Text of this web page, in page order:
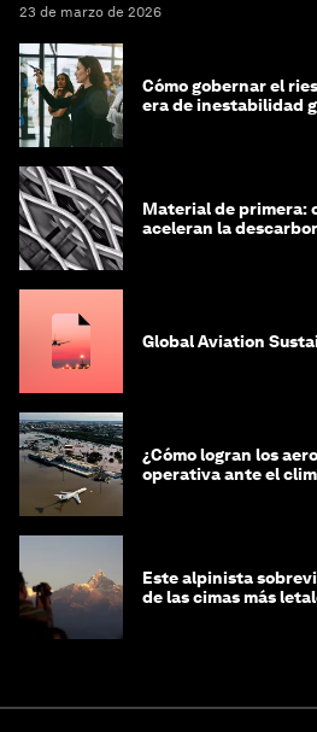
23 de marzo de 2026
Cómo gobernar el
era de inestabilidad
Material de primera:
aceleran la
Global Aviation
¿Cómo logran los
operativa ante el
Este alpinista
de las cimas más